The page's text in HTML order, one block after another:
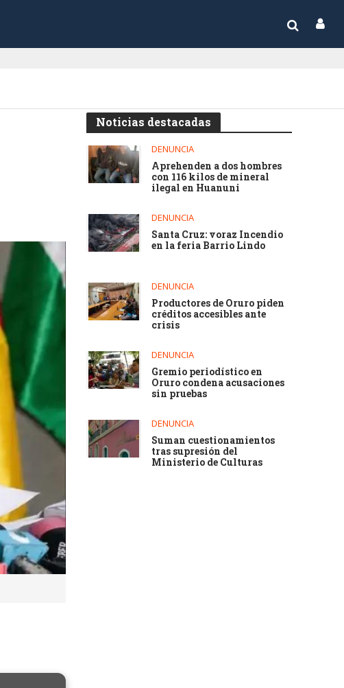
Noticias destacadas
DENUNCIA
Aprehenden a dos hombres
con 116 kilos de mineral
ilegal en Huanuni
DENUNCIA
Santa Cruz: voraz Incendio
en la feria Barrio Lindo
DENUNCIA
Productores de Oruro piden
créditos accesibles ante
crisis
DENUNCIA
Gremio periodístico en
Oruro condena acusaciones
sin pruebas
DENUNCIA
Suman cuestionamientos
tras supresión del
Ministerio de Culturas